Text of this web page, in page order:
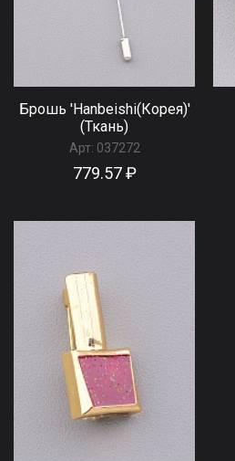
Брошь 'Hanbeishi(Корея)'
(Ткань)
Арт: 037272
779.57 ₽